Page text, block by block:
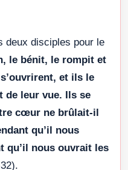
deux disciples pour le
le bénit, le rompit et
et ils le
de leur vue. Ils se
cœur ne brûlait-il
qu’il nous
qu’il nous ouvrait les